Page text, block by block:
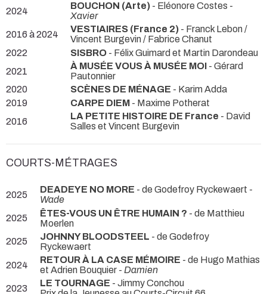
2024
BOUCHON (Arte) - Eléonore Costes -
Xavier
2016 à 2024
VESTIAIRES (France 2) - Franck Lebon /
Vincent Burgevin / Fabrice Chanut
2022
SISBRO - Félix Guimard et Martin Darondeau
2021
À MUSÉE VOUS À MUSÉE MOI - Gérard
Pautonnier
2020
SCÈNES DE MÉNAGE - Karim Adda
2019
CARPE DIEM - Maxime Potherat
2016
LA PETITE HISTOIRE DE France - David
Salles et Vincent Burgevin
COURTS-MÉTRAGES
2025 DEADEYE NO MORE - de Godefroy Ryckewaert -
Wade
2025
ÊTES-VOUS UN ÊTRE HUMAIN ? - de Matthieu
Moerlen
2025
JOHNNY BLOODSTEEL - de Godefroy
Ryckewaert
2024
RETOUR À LA CASE MÉMOIRE - de Hugo Mathias
et Adrien Bouquier - Damien
2023
LE TOURNAGE - Jimmy Conchou